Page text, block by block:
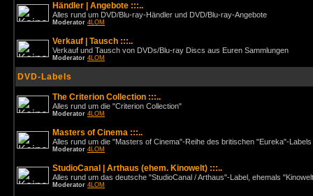
Händler | Angebote :::..
Alles rund um DVD/Blu-ray-Händler und DVD/Blu-ray-Angebote
Moderator 4LOM
Verkauf | Tausch :::..
Verkauf und Tausch von DVDs/Blu-ray Discs aus Euren Sammlungen
Moderator 4LOM
DVD-Labels
The Criterion Collection :::..
Alles rund um die "Criterion Collection"
Moderator 4LOM
Masters of Cinema :::..
Alles rund um die "Masters of Cinema"-Reihe des britischen "Eureka"-Labels
Moderator 4LOM
StudioCanal | Arthaus (ehem. Kinowelt) :::..
Alles rund um das deutsche "StudioCanal / Arthaus"-Label, ehemals
Moderator 4LOM